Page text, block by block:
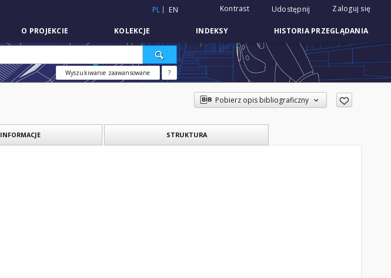
PL EN Kontrast Udostępnij Zaloguj się
O PROJEKCIE KOLEKCJE INDEKSY HISTORIA PRZEGLĄDANIA
Wyszukiwanie zaawansowane ?
Pobierz opis bibliograficzny
INFORMACJE STRUKTURA